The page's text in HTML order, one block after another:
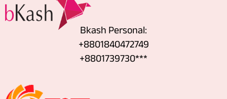
Bkash Personal:
+8801840472749
+8801739730***